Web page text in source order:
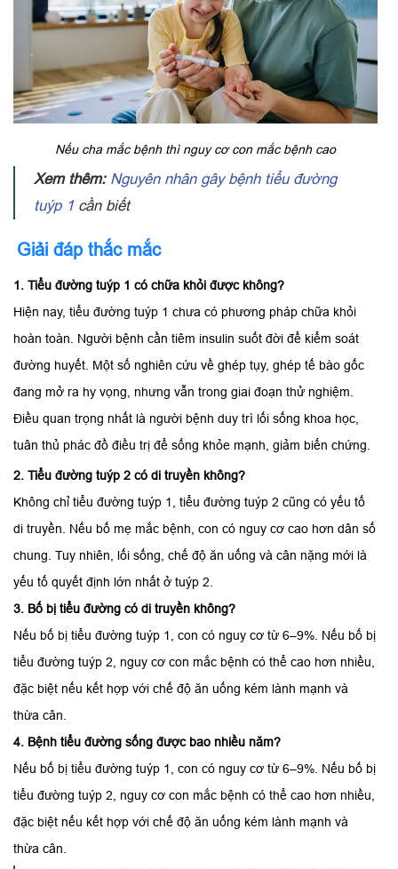
Nếu cha mắc bệnh thì nguy cơ con mắc bệnh cao
Xem thêm: Nguyên nhân gây bệnh tiểu đường
tuýp 1cần biết
Giải đáp thắc mắc
1. Tiểu đường tuýp 1 có chữa khỏi được không?
Hiện nay, tiểu đường tuýp 1 chưa có phương pháp chữa khỏi
hoàn toàn. Người bệnh cần tiêm insulin suốt đời để kiểm soát
đường huyết. Một số nghiên cứu về ghép tụy, ghép tế bào gốc
đang mở ra hy vọng, nhưng vẫn trong giai đoạn thử nghiệm.
Điều quan trọng nhất là người bệnh duy trì lối sống khoa học,
tuân thủ phác đồ điều trị để sống khỏe mạnh, giảm biến chứng.
2. Tiểu đường tuýp 2 có di truyền không?
Không chỉ tiểu đường tuýp 1, tiểu đường tuýp 2 cũng có yếu tố
di truyền. Nếu bố mẹ mắc bệnh, con có nguy cơ cao hơn dân số
chung. Tuy nhiên, lối sống, chế độ ăn uống và cân nặng mới là
yếu tố quyết định lớn nhất ở tuýp 2.
3. Bố bị tiểu đường có di truyền không?
Nếu bố bị tiểu đường tuýp 1, con có nguy cơ từ 6–9%. Nếu bố bị
tiểu đường tuýp 2, nguy cơ con mắc bệnh có thể cao hơn nhiều,
đặc biệt nếu kết hợp với chế độ ăn uống kém lành mạnh và
thừa cân.
4. Bệnh tiểu đường sống được bao nhiều năm?
Nếu bố bị tiểu đường tuýp 1, con có nguy cơ từ 6–9%. Nếu bố bị
tiểu đường tuýp 2, nguy cơ con mắc bệnh có thể cao hơn nhiều,
đặc biệt nếu kết hợp với chế độ ăn uống kém lành mạnh và
thừa cân.